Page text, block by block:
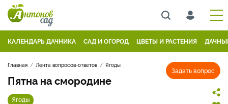
КАЛЕНДАРЬ ДАЧНИКА САД И ОГОРОД ЦВЕТЫ И РАСТЕНИЯ
Задать вопрос
Главная Лента вопросов-ответов Ягоды
Пятна на смородине
Ягоды